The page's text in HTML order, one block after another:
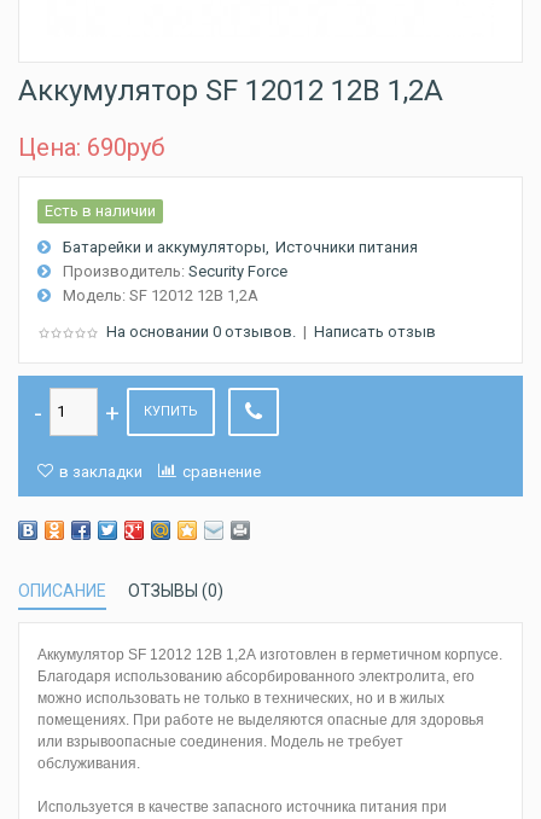
Аккумулятор SF 12012 12В 1,2А
Цена: 690руб
Есть в наличии
Батарейки и аккумуляторы Источники питания
Производитель: Security Force
Модель: SF 12012 12В 1,2А
На основании 0 отзывов. | Написать отзыв
КУПИТЬ
в закладки сравнение
ОПИСАНИЕ ОТЗЫВЫ (0)
Аккумулятор SF 12012 12В 1,2А изготовлен в герметичном корпусе.
Благодаря использованию абсорбированного электролита, его
можно использовать не только в технических, но и в жилых
помещениях. При работе не выделяются опасные для здоровья
или взрывоопасные соединения. Модель не требует
обслуживания.
Используется в качестве запасного источника питания при